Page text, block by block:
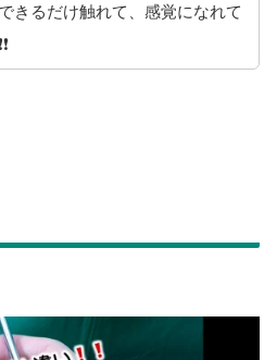
きるだけ触れて、感覚になれて